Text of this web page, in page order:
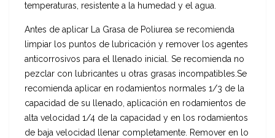
temperaturas, resistente a la humedad y el agua.
Antes de aplicar La Grasa de Poliurea se recomienda
limpiar los puntos de lubricación y remover los agentes
anticorrosivos para el llenado inicial. Se recomienda no
pezclar con lubricantes u otras grasas incompatibles.Se
recomienda aplicar en rodamientos normales 1/3 de la
capacidad de su llenado, aplicación en rodamientos de
alta velocidad 1/4 de la capacidad y en los rodamientos
de baja velocidad llenar completamente. Remover en lo